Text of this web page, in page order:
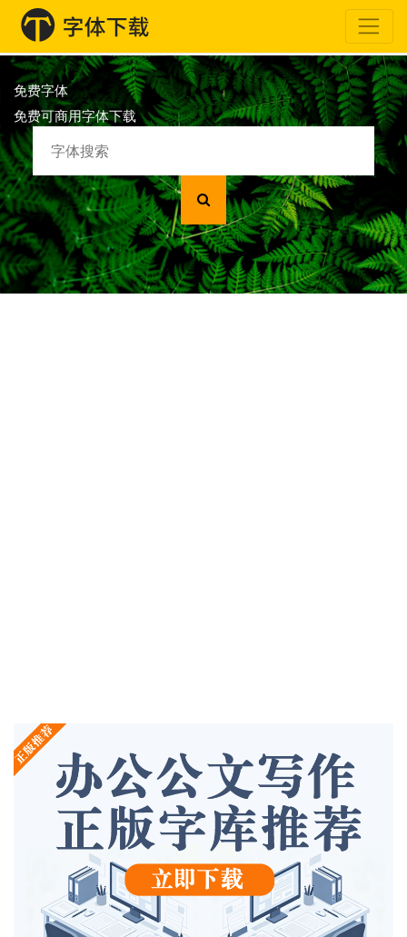
免费字体
免费可商用字体下载